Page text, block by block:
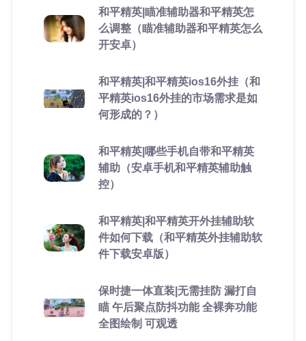
和平精英|瞄准辅助器和平精英怎
么调整（瞄准辅助器和平精英怎么
开安卓）
和平精英|和平精英ios16外挂（和
平精英ios16外挂的市场需求是如
何形成的？）
和平精英|哪些手机自带和平精英
辅助（安卓手机和平精英辅助触
控）
和平精英|和平精英开外挂辅助软
件如何下载（和平精英外挂辅助软
件下载安卓版）
保时捷一体直装|无需挂防 漏打自
瞄 午后聚点防抖功能 全裸奔功能
全图绘制 可观透